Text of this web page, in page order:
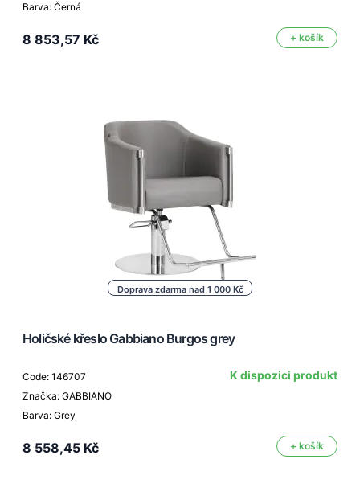
Barva: Černá
8 853,57 Kč + košík
Doprava zdarma nad 1 000 Kč
Holičské křeslo Gabbiano Burgos grey
Code: 146707
Značka: GABBIANO
Barva: Grey
K dispozici produkt
8 558,45 Kč + košík